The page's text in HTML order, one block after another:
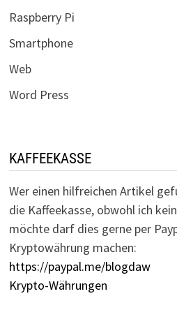
Raspberry Pi
Smartphone
Web
Word Press
KAFFEEKASSE
Wer einen hilfreichen Artikel
die Kaffeekasse, obwohl ich
möchte darf dies gerne per
Kryptowährung machen:
https://paypal.me/blogdaw
Krypto-Währungen